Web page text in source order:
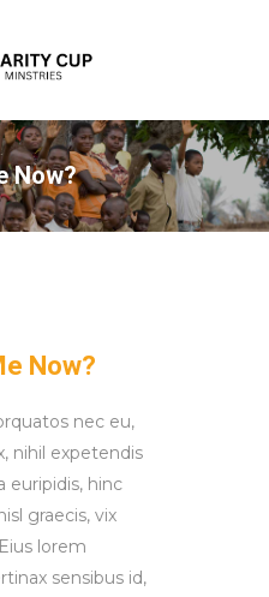
Now?
Now?
nec eu,
nihil expetendis
euripidis, hinc
graecis, vix
lorem
sensibus id,